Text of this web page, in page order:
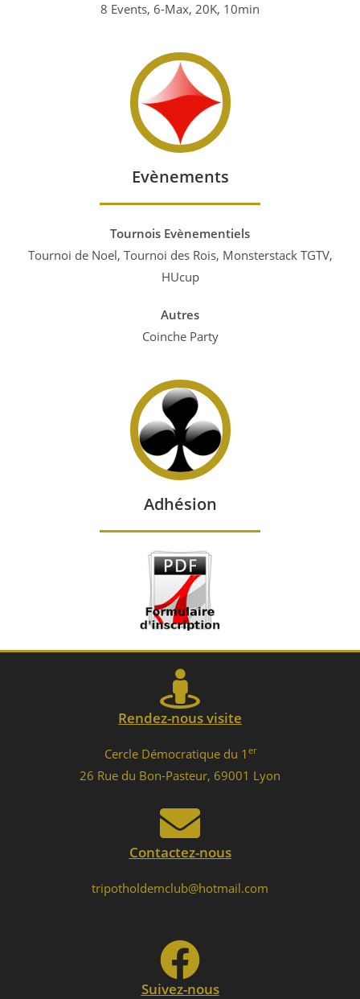
8 Events, 6-Max, 20K, 10min
Evènements
Tournois Evènementiels
Tournoi de Noel, Tournoi des Rois, Monsterstack TGTV,
HUcup
Autres
Coinche Party
Adhésion
Rendez-nous visite
Cercle Démocratique du 1 er
26 Rue du Bon-Pasteur, 69001 Lyon
Contactez-nous
tripotholdemclub@hotmail.com
Suivez-nous